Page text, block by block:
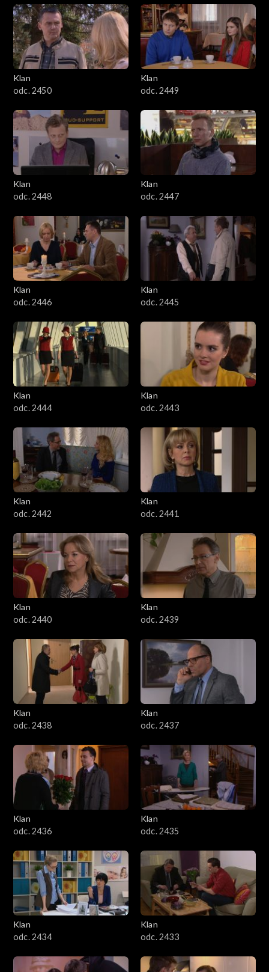
Klan
odc. 2450
Klan
odc. 2449
Klan
odc. 2448
Klan
odc. 2447
Klan
odc. 2446
Klan
odc. 2445
Klan
odc. 2444
Klan
odc. 2443
Klan
odc. 2442
Klan
odc. 2441
Klan
odc. 2440
Klan
odc. 2439
Klan
odc. 2438
Klan
odc. 2437
Klan
odc. 2436
Klan
odc. 2435
Klan
odc. 2434
Klan
odc. 2433